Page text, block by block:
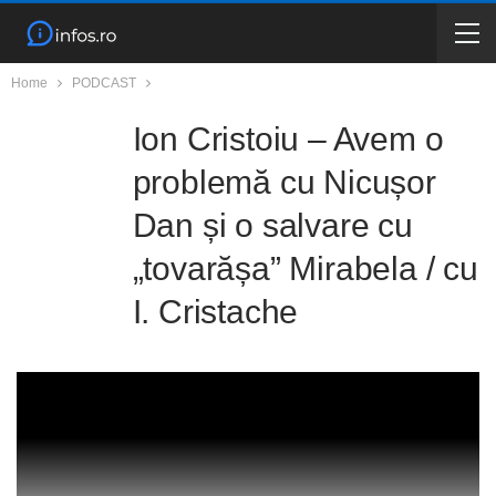
Home PODCAST
Ion Cristoiu – Avem o
problemă cu Nicușor
Dan și o salvare cu
„tovarășa” Mirabela / cu
I. Cristache